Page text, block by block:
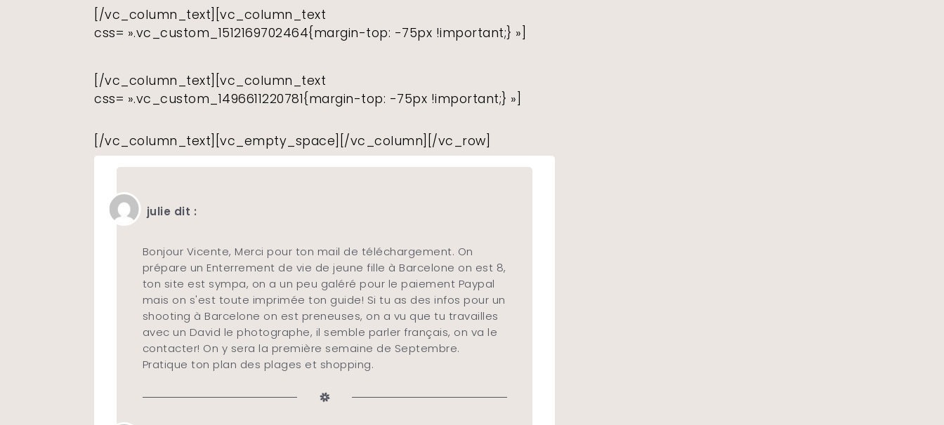
[/vc_column_text][vc_column_text
css= ».vc_custom_1512169702464{margin-top: -75px !important;} »]
[/vc_column_text][vc_column_text
css= ».vc_custom_1496611220781{margin-top: -75px !important;} »]
[/vc_column_text][vc_empty_space][/vc_column][/vc_row]
julie dit :
Bonjour Vicente, Merci pour ton mail de téléchargement. On
prépare un Enterrement de vie de jeune fille à Barcelone on est 8,
ton site est sympa, on a un peu galéré pour le paiement Paypal
mais on s'est toute imprimée ton guide! Si tu as des infos pour un
shooting à Barcelone on est preneuses, on a vu que tu travailles
avec un David le photographe, il semble parler français, on va le
contacter! On y sera la première semaine de Septembre.
Pratique ton plan des plages et shopping.